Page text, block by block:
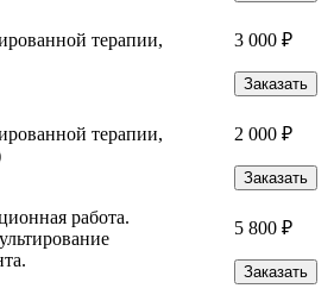
терапии,
3 000 ₽
Заказать
терапии,
2 000 ₽
Заказать
работа.
5 800 ₽
Заказать